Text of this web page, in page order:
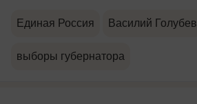
Единая Россия Василий Голубев
выборы губернатора